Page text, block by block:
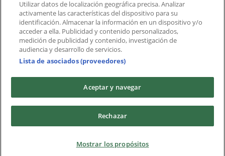
Productos locales
Ciudades
Descargar la APP Tiendeo
Copyright © Tiendeo ® 2026 · Shopfully Marketing S.L.U. –
Términos y condicionesPolítica de privacidad
Utilizar datos de localización geográfica precisa. Analizar
activamente las características del dispositivo para su
identificación. Almacenar la información en un dispositivo y/o
acceder a ella. Publicidad y contenido personalizados,
medición de publicidad y contenido, investigación de
audiencia y desarrollo de servicios.
Lista de asociados (proveedores)
Aceptar y navegar
Rechazar
Mostrar los propósitos